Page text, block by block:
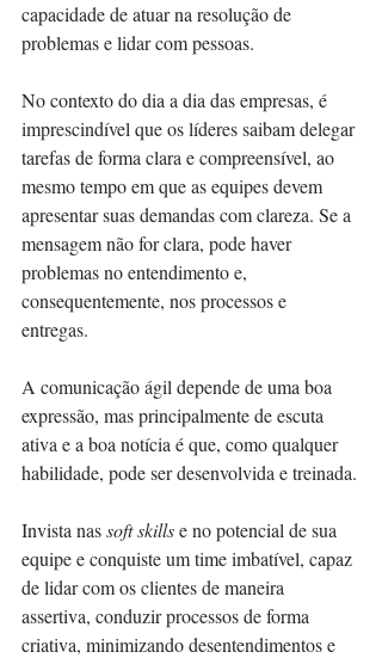
capacidade de atuar na resolução de
problemas e lidar com pessoas.
No contexto do dia a dia das empresas, é
imprescindível que os líderes saibam delegar
tarefas de forma clara e compreensível, ao
mesmo tempo em que as equipes devem
apresentar suas demandas com clareza. Se a
mensagem não for clara, pode haver
problemas no entendimento e,
consequentemente, nos processos e
entregas.
A comunicação ágil depende de uma boa
expressão, mas principalmente de escuta
ativa e a boa notícia é que, como qualquer
habilidade, pode ser desenvolvida e treinada.
Invista nas soft skills e no potencial de sua
equipe e conquiste um time imbatível, capaz
de lidar com os clientes de maneira
assertiva, conduzir processos de forma
criativa, minimizando desentendimentos e